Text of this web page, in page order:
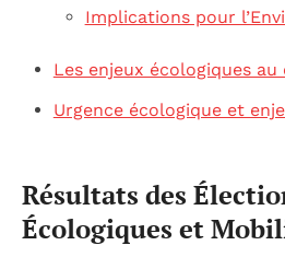
Implications pour
Les enjeux écologiques
Urgence écologique et
Résultats des
Écologiques et